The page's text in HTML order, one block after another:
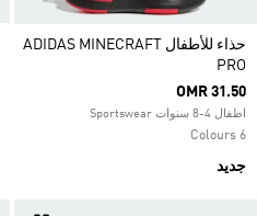
حذاء للأطفال ADIDAS MINECRAFT
PRO
OMR 31.50
اطفال 4-8 سنوات Sportswear
6 Colours
جديد